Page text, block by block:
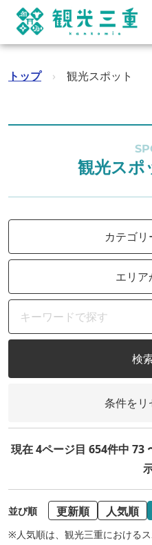
トップ › 観光スポット
観光スポ
カテゴ
エリア
検
条件をリ
現在 4ページ目 654件中 73
並び順 更新順 人気順
※人気順は、観光三重における